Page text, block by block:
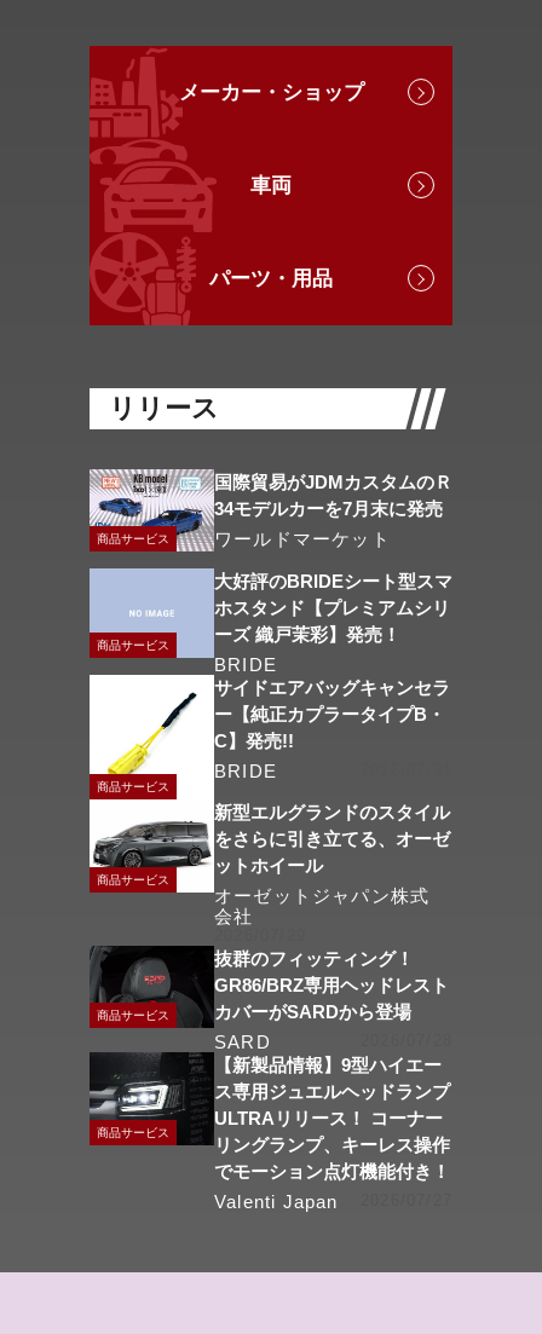
メーカー・ショップ
車両
パーツ・用品
リリース
商品サービス
国際貿易がJDMカスタムのＲ
34モデルカーを7月末に発売
ワールドマーケット
商品サービス
大好評のBRIDEシート型スマ
ホスタンド【プレミアムシリ
ーズ 織戸茉彩】発売！
BRIDE
商品サービス
サイドエアバッグキャンセラ
ー【純正カプラータイプB・
C】発売!!
BRIDE
商品サービス
新型エルグランドのスタイル
をさらに引き立てる、オーゼ
ットホイール
オーゼットジャパン株式
会社
商品サービス
抜群のフィッティング！
GR86/BRZ専用ヘッドレスト
カバーがSARDから登場
SARD
商品サービス
【新製品情報】9型ハイエー
ス専用ジュエルヘッドランプ
ULTRAリリース！ コーナー
リングランプ、キーレス操作
でモーション点灯機能付き！
Valenti Japan